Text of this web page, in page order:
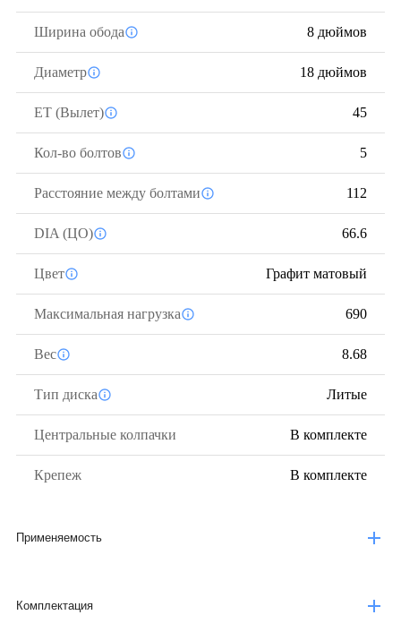
Ширина обода 8 дюймов
Диаметр 18 дюймов
ЕТ (Вылет) 45
Кол-во болтов 5
Расстояние между болтами 112
DIA (ЦО) 66.6
Цвет Графит матовый
Максимальная нагрузка 690
Вес 8.68
Тип диска Литые
Центральные колпачки В комплекте
Крепеж В комплекте
Применяемость
Комплектация